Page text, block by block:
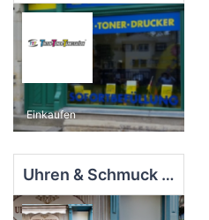
Einkaufen
Uhren & Schmuck Fahlbusch, Inh. Förster